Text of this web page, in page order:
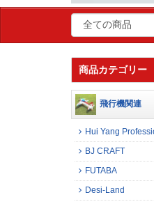
商品カテゴリー
飛行機関連
Hui Yang
BJ CRAFT
FUTABA
Desi-Land